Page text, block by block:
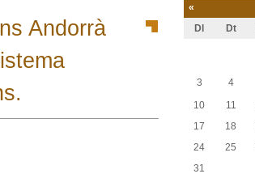
Andorrà
«
Dl Dt
3
4
10
11
17
18
24
25
31